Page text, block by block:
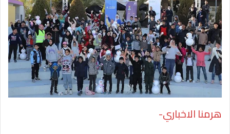
هرمنا الاخباري-